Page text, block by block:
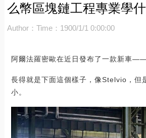
么幣區塊鏈工程專業學
Author： Time：1900/1/1 0:00:00
阿爾法羅密歐在近日發布了一款新車
長得就是下面這個樣子，像Stelvio，但
小。